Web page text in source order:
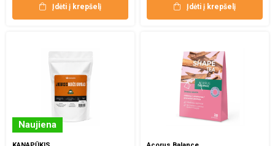
Įdėti į krepšelį Įdėti į krepšelį
Naujiena